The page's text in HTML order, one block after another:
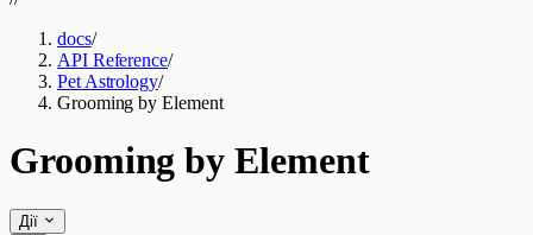
docs/
API Reference/
Pet Astrology/
Grooming by Element
Grooming by Element
Дії